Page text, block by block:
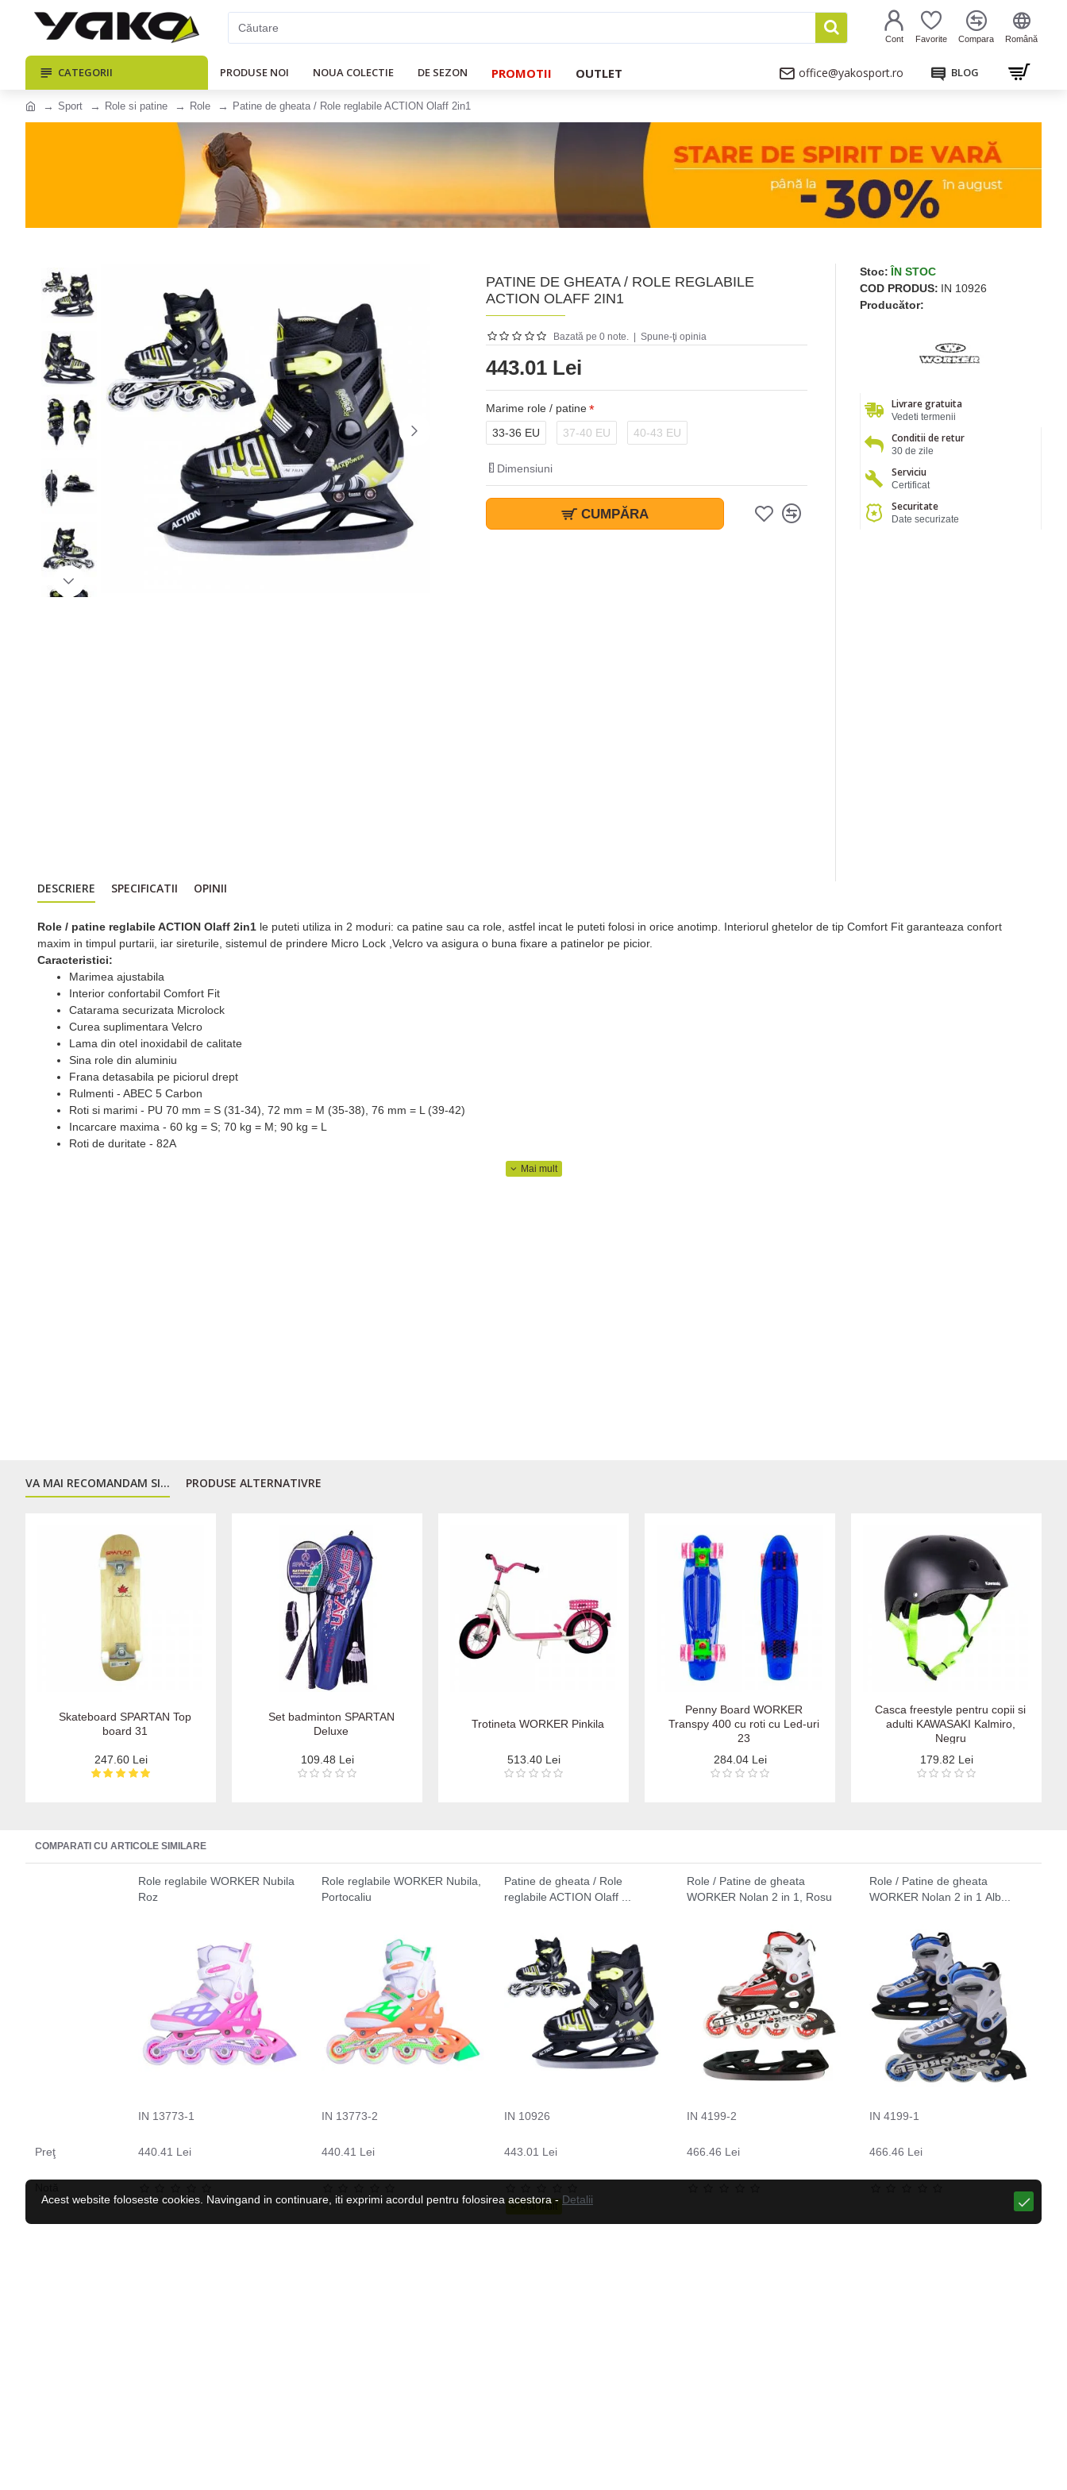
Cont Favorite Compara Română
CATEGORII PRODUSE NOI NOUA COLECTIE DE SEZON PROMOTII OUTLET office@yakosport.ro BLOG
Sport Role si patine Role Patine de gheata / Role reglabile ACTION Olaff 2in1
PATINE DE GHEATA / ROLE REGLABILE
ACTION OLAFF 2IN1
Bazată pe 0 note. Spune-ţi opinia
443.01 Lei
Marime role / patine
33-36 EU
37-40 EU 40-43 EU
Dimensiuni
CUMPĂRA
Stoc: ÎN STOC
COD PRODUS: IN 10926
Producător:
Livrare gratuita
Vedeti termenii
Conditii de retur
30 de zile
Serviciu
Certificat
Securitate
Date securizate
DESCRIERE SPECIFICATII OPINII
Role / patine reglabile ACTION Olaff 2in1 le puteti utiliza in 2 moduri: ca patine sau ca role, astfel incat le puteti folosi in orice anotimp. Interiorul ghetelor de tip Comfort Fit garanteaza confort
maxim in timpul purtarii, iar sireturile, sistemul de prindere Micro Lock ,Velcro va asigura o buna fixare a patinelor pe picior.
Caracteristici:
Marimea ajustabila
Interior confortabil Comfort Fit
Catarama securizata Microlock
Curea suplimentara Velcro
Lama din otel inoxidabil de calitate
Sina role din aluminiu
Frana detasabila pe piciorul drept
Rulmenti - ABEC 5 Carbon
Roti si marimi - PU 70 mm = S (31-34), 72 mm = M (35-38), 76 mm = L (39-42)
Incarcare maxima - 60 kg = S; 70 kg = M; 90 kg = L
Roti de duritate - 82A
VA MAI RECOMANDAM SI... PRODUSE ALTERNATIVRE
Skateboard SPARTAN Top
board 31
247.60 Lei
Set badminton SPARTAN
Deluxe
109.48 Lei
Trotineta WORKER Pinkila
513.40 Lei
Penny Board WORKER
Transpy 400 cu roti cu Led-uri
23
284.04 Lei
Casca freestyle pentru copii si
adulti KAWASAKI Kalmiro,
Negru
179.82 Lei
COMPARATI CU ARTICOLE SIMILARE
Role reglabile WORKER Nubila
Roz
Role reglabile WORKER Nubila,
Portocaliu
Patine de gheata / Role
reglabile ACTION Olaff ...
Role / Patine de gheata
WORKER Nolan 2 in 1, Rosu
Role / Patine de gheata
WORKER Nolan 2 in 1 Аlb...
IN 13773-1 IN 13773-2 IN 10926 IN 4199-2 IN 4199-1
Preţ 440.41 Lei 440.41 Lei 443.01 Lei 466.46 Lei 466.46 Lei
Acest website foloseste cookies. Navingand in continuare, iti exprimi acordul pentru folosirea acestora - Detalii